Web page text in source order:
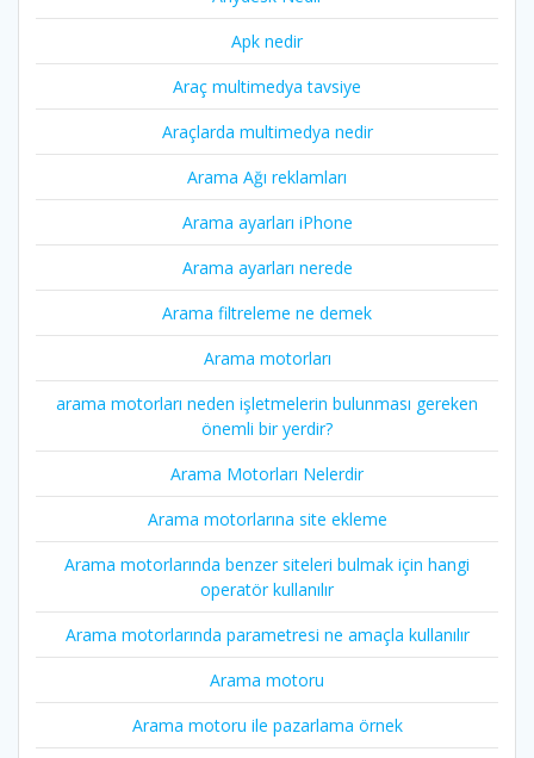
Apk nedir
Araç multimedya tavsiye
Araçlarda multimedya nedir
Arama Ağı reklamları
Arama ayarları iPhone
Arama ayarları nerede
Arama filtreleme ne demek
Arama motorları
arama motorları neden işletmelerin bulunması gereken
önemli bir yerdir?
Arama Motorları Nelerdir
Arama motorlarına site ekleme
Arama motorlarında benzer siteleri bulmak için hangi
operatör kullanılır
Arama motorlarında parametresi ne amaçla kullanılır
Arama motoru
Arama motoru ile pazarlama örnek